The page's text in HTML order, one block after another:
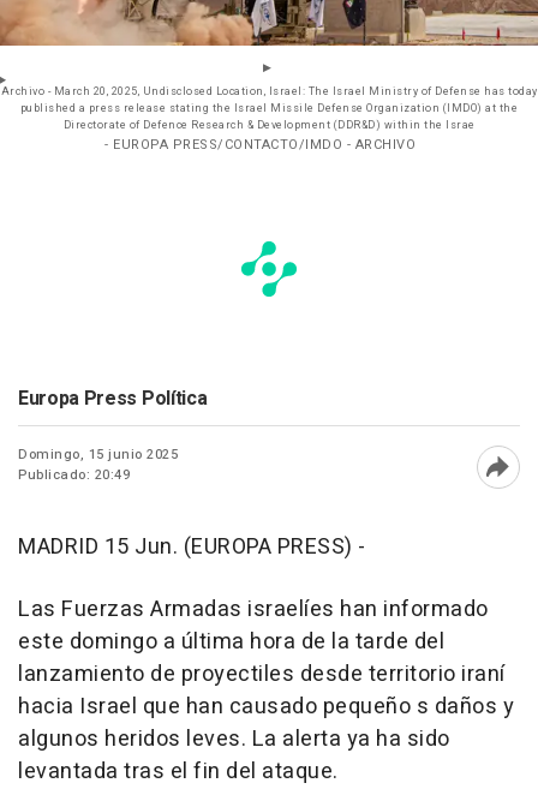
Archivo - March 20, 2025, Undisclosed Location, Israel: The Israel Ministry of Defense has today
published a press release stating the Israel Missile Defense Organization (IMDO) at the
Directorate of Defence Research & Development (DDR&D) within the Israe
- EUROPA PRESS/CONTACTO/IMDO - ARCHIVO
Europa Press Política
Domingo, 15 junio 2025
Publicado: 20:49
MADRID 15 Jun. (EUROPA PRESS) -
Las Fuerzas Armadas israelíes han informado
este domingo a última hora de la tarde del
lanzamiento de proyectiles desde territorio iraní
hacia Israel que han causado pequeño s daños y
algunos heridos leves. La alerta ya ha sido
levantada tras el fin del ataque.